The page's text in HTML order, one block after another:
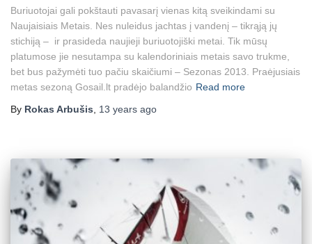
Buriuotojai gali pokštauti pavasarį vienas kitą sveikindami su
Naujaisiais Metais. Nes nuleidus jachtas į vandenį – tikrąją jų
stichiją – ir prasideda naujieji buriuotojiški metai. Tik mūsų
platumose jie nesutampa su kalendoriniais metais savo trukme,
bet bus pažymėti tuo pačiu skaičiumi – Sezonas 2013. Praėjusiais
metas sezoną Gosail.lt pradėjo balandžio Read more
By Rokas Arbušis 13 years ago